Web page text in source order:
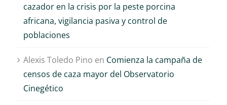
cazador en la crisis por la peste porcina
africana, vigilancia pasiva y control de
poblaciones
Alexis Toledo Pino en Comienza la campaña de
censos de caza mayor del Observatorio
Cinegético